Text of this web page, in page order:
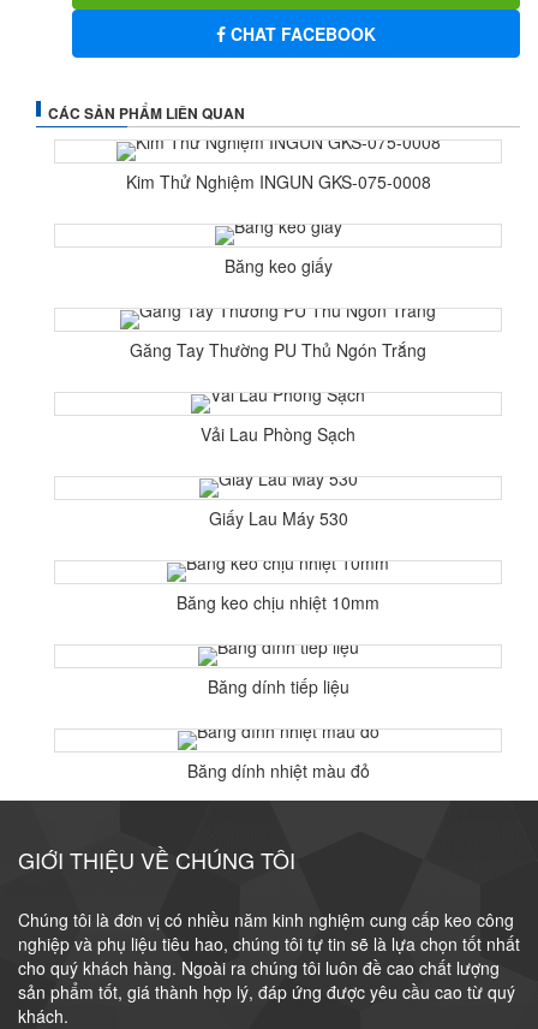
CHAT FACEBOOK
CÁC SẢN PHẨM LIÊN QUAN
Kim Thử Nghiệm INGUN GKS-075-0008
Băng keo giấy
Găng Tay Thường PU Thủ Ngón Trắng
Vải Lau Phòng Sạch
Giấy Lau Máy 530
Băng keo chịu nhiệt 10mm
Băng dính tiếp liệu
Băng dính nhiệt màu đỏ
GIỚI THIỆU VỀ CHÚNG TÔI
Chúng tôi là đơn vị có nhiều năm kinh nghiệm cung cấp keo công
nghiệp và phụ liệu tiêu hao, chúng tôi tự tin sẽ là lựa chọn tốt nhất
cho quý khách hàng. Ngoài ra chúng tôi luôn đề cao chất lượng
sản phẩm tốt, giá thành hợp lý, đáp ứng được yêu cầu cao từ quý
khách.